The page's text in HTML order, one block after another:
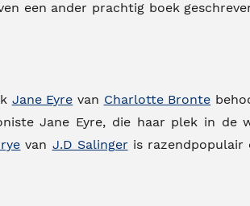
een ander prachtig boek
Jane Eyre van Charlotte Bronte
Jane Eyre, die haar plek in
van J.D Salinger is razendpopulair